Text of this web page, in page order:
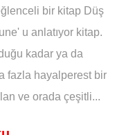
bir kitap Düş
u anlatıyor kitap.
kadar ya da
fazla hayalperest bir
ve orada çeşitli...